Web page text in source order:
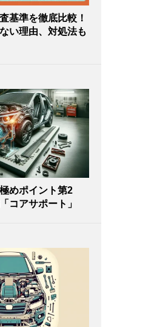
基準を徹底比較！
い理由、対処法も
めポイント第2
コアサポート」